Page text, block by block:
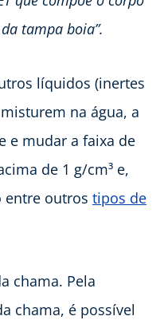
tampa boia”.
líquidos (inertes
na água, a
e mudar a faixa de
de 1 g/cm³ e,
entre outros tipos de
chama. Pela
chama, é possível